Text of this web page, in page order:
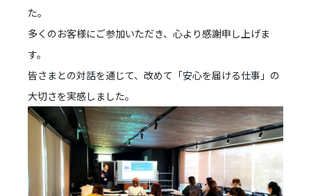
た。
多くのお客様にご参加いただき、心より感謝申し上げま
す。
皆さまとの対話を通じて、改めて「安心を届ける仕事」の
大切さを実感しました。